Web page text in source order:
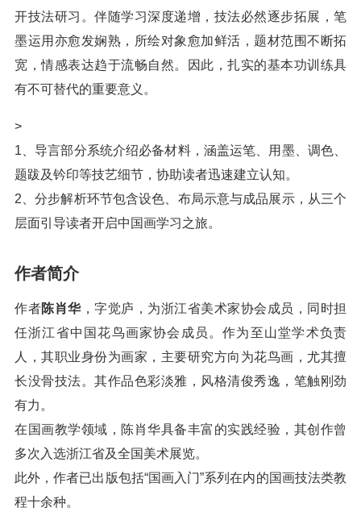
开技法研习。伴随学习深度递增，技法必然逐步拓展，笔
墨运用亦愈发娴熟，所绘对象愈加鲜活，题材范围不断拓
宽，情感表达趋于流畅自然。因此，扎实的基本功训练具
有不可替代的重要意义。
>
1、导言部分系统介绍必备材料，涵盖运笔、用墨、调色、
题跋及钤印等技艺细节，协助读者迅速建立认知。
2、分步解析环节包含设色、布局示意与成品展示，从三个
层面引导读者开启中国画学习之旅。
作者简介
作者陈肖华，字觉庐，为浙江省美术家协会成员，同时担
任浙江省中国花鸟画家协会成员。作为至山堂学术负责
人，其职业身份为画家，主要研究方向为花鸟画，尤其擅
长没骨技法。其作品色彩淡雅，风格清俊秀逸，笔触刚劲
有力。
在国画教学领域，陈肖华具备丰富的实践经验，其创作曾
多次入选浙江省及全国美术展览。
此外，作者已出版包括“国画入门”系列在内的国画技法类教
程十余种。